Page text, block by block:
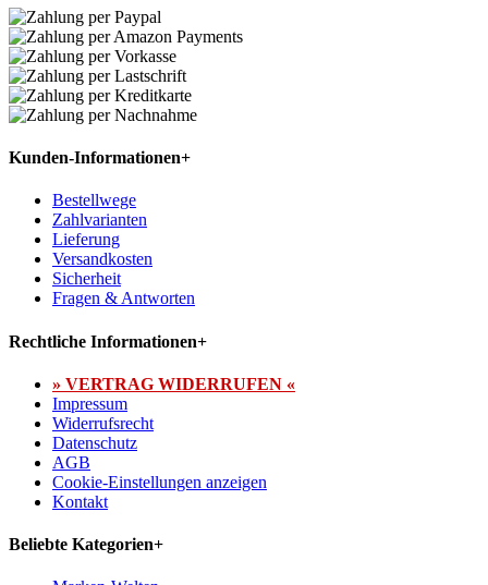
Kunden-Informationen+
Bestellwege
Zahlvarianten
Lieferung
Versandkosten
Sicherheit
Fragen & Antworten
Rechtliche Informationen+
» VERTRAG WIDERRUFEN «
Impressum
Widerrufsrecht
Datenschutz
AGB
Cookie-Einstellungen anzeigen
Kontakt
Beliebte Kategorien+